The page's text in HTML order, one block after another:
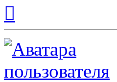
началу